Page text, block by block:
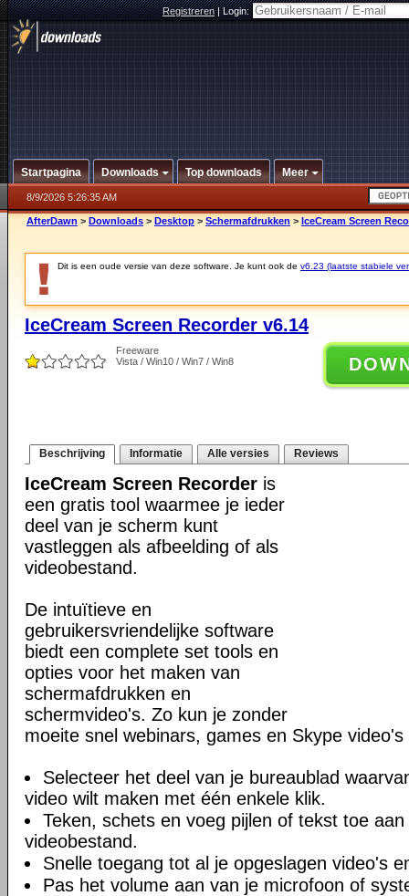
Registreren|Login:
Startpagina Downloads Top downloads Meer
8/9/2026 5:26:35 AM
AfterDawn > Downloads > Desktop > Schermafdrukken > IceCream Screen
Dit is een oude versie van deze software. Je kunt ook de v6.23 (laatste stabiele
IceCream Screen Recorder v6.14
Freeware
Vista / Win10 / Win7 / Win8
Beschrijving Informatie Alle versies Reviews
IceCream Screen Recorder is
een gratis tool waarmee je ieder
deel van je scherm kunt
vastleggen als afbeelding of als
videobestand.
De intuïtieve en
gebruikersvriendelijke software
biedt een complete set tools en
opties voor het maken van
schermafdrukken en
schermvideo's. Zo kun je zonder
moeite snel webinars, games en Skype
Selecteer het deel van je bureaublad
video wilt maken met één enkele klik.
Teken, schets en voeg pijlen of tekst toe
videobestand.
Snelle toegang tot al je opgeslagen video's
Pas het volume aan van je microfoon of